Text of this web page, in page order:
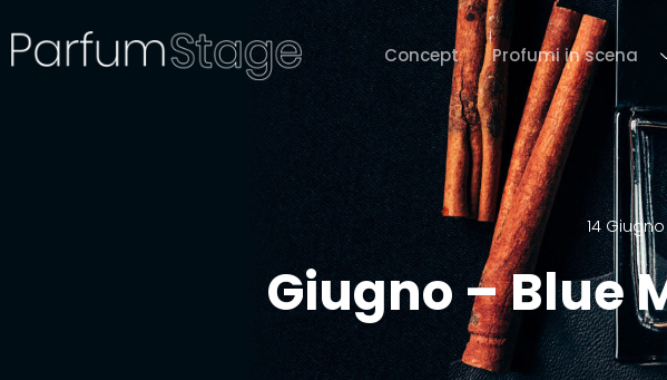
Concept Profumi in scena
14
Giugno – Blue